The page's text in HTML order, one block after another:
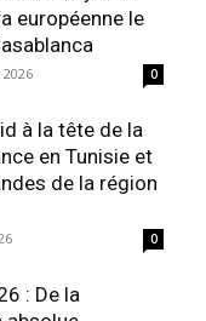
européenne le
0
à la tête de la
en Tunisie et
de la région
0
: De la